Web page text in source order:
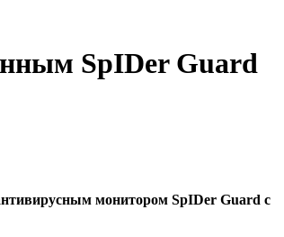
SpIDer Guard
монитором SpIDer Guard с